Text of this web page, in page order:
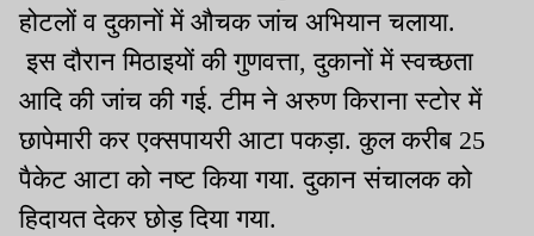
होटलों व दुकानों में औचक जांच अभियान चलाया.
इस दौरान मिठाइयों की गुणवत्ता, दुकानों में स्वच्छता
आदि की जांच की गई. टीम ने अरुण किराना स्टोर में
छापेमारी कर एक्सपायरी आटा पकड़ा. कुल करीब 25
पैकेट आटा को नष्ट किया गया. दुकान संचालक को
हिदायत देकर छोड़ दिया गया.